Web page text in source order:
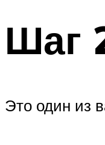
Шаг
Это один из